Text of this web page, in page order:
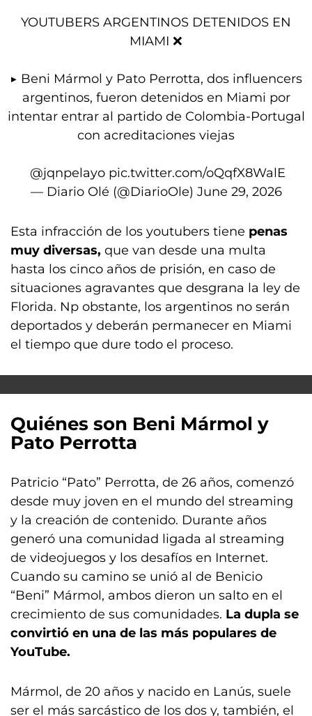
YOUTUBERS ARGENTINOS DETENIDOS EN
MIAMI ❌
▶ Beni Mármol y Pato Perrotta, dos influencers
argentinos, fueron detenidos en Miami por
intentar entrar al partido de Colombia-Portugal
con acreditaciones viejas
@jqnpelayo pic.twitter.com/oQqfX8WalE
— Diario Olé (@DiarioOle) June 29, 2026
Esta infracción de los youtubers tiene penas
muy diversas, que van desde una multa
hasta los cinco años de prisión, en caso de
situaciones agravantes que desgrana la ley de
Florida. Np obstante, los argentinos no serán
deportados y deberán permanecer en Miami
el tiempo que dure todo el proceso.
Quiénes son Beni Mármol y
Pato Perrotta
Patricio “Pato” Perrotta, de 26 años, comenzó
desde muy joven en el mundo del streaming
y la creación de contenido. Durante años
generó una comunidad ligada al streaming
de videojuegos y los desafíos en Internet.
Cuando su camino se unió al de Benicio
“Beni” Mármol, ambos dieron un salto en el
crecimiento de sus comunidades. La dupla se
convirtió en una de las más populares de
YouTube.
Mármol, de 20 años y nacido en Lanús, suele
ser el más sarcástico de los dos y, también, el